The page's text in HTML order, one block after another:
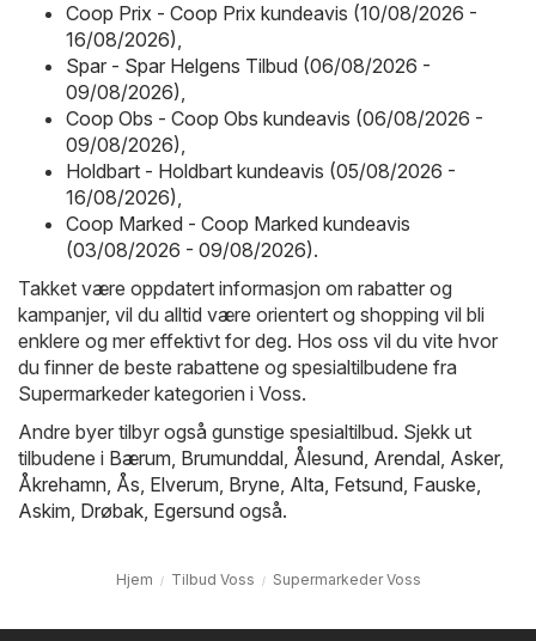
Coop Prix - Coop Prix kundeavis (10/08/2026 -
16/08/2026),
Spar - Spar Helgens Tilbud (06/08/2026 -
09/08/2026),
Coop Obs - Coop Obs kundeavis (06/08/2026 -
09/08/2026),
Holdbart - Holdbart kundeavis (05/08/2026 -
16/08/2026),
Coop Marked - Coop Marked kundeavis
(03/08/2026 - 09/08/2026).
Takket være oppdatert informasjon om rabatter og
kampanjer, vil du alltid være orientert og shopping vil bli
enklere og mer effektivt for deg. Hos oss vil du vite hvor
du finner de beste rabattene og spesialtilbudene fra
Supermarkeder kategorien i Voss.
Andre byer tilbyr også gunstige spesialtilbud. Sjekk ut
tilbudene i Bærum, Brumunddal, Ålesund, Arendal, Asker,
Åkrehamn, Ås, Elverum, Bryne, Alta, Fetsund, Fauske,
Askim, Drøbak, Egersund også.
Hjem Tilbud Voss Supermarkeder Voss